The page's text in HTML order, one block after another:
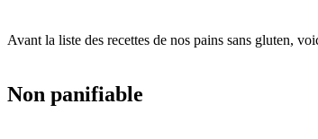
Avant la liste des recettes de nos pains sans gluten,
Non panifiable